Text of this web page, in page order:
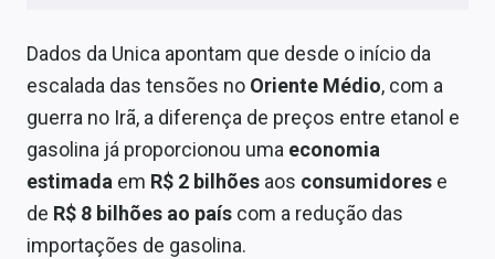
Dados da Unica apontam que desde o início da
escalada das tensões no Oriente Médio, com a
guerra no Irã, a diferença de preços entre etanol e
gasolina já proporcionou uma economia
estimada em R$ 2 bilhões aos consumidores e
de R$ 8 bilhões ao país com a redução das
importações de gasolina.